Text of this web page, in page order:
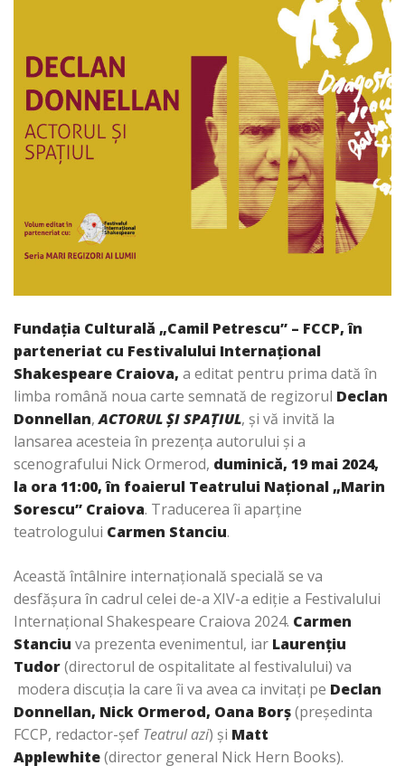
Fundația Culturală „Camil Petrescu” – FCCP, în
parteneriat cu Festivalului Internațional
Shakespeare Craiova, a editat pentru prima dată în
limba română noua carte semnată de regizorul Declan
Donnellan,ACTORUL ȘI SPAȚIUL, și vă invită la
lansarea acesteia în prezenţa autorului și a
scenografului Nick Ormerod, duminică, 19 mai 2024,
la ora 11:00,în foaierul Teatrului Național „Marin
Sorescu” Craiova. Traducerea îi aparţine
teatrologului Carmen Stanciu.
Această întâlnire internațională specială se va
desfăşura în cadrul celei de-a XIV-a ediţie a Festivalului
Internațional Shakespeare Craiova 2024. Carmen
Stanciu va prezenta evenimentul, iar Laurenţiu
Tudor(directorul de ospitalitate al festivalului) va
modera discuţia la care îi va avea ca invitați pe Declan
Donnellan, Nick Ormerod, Oana Borș(preşedinta
FCCP, redactor-şef Teatrul azi) și Matt
Applewhite(director general Nick Hern Books).